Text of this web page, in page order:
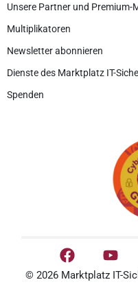
Unsere Partner und Premium-
Multiplikatoren
Newsletter abonnieren
Dienste des Marktplatz IT-
Spenden
© 2026 Marktplatz IT-